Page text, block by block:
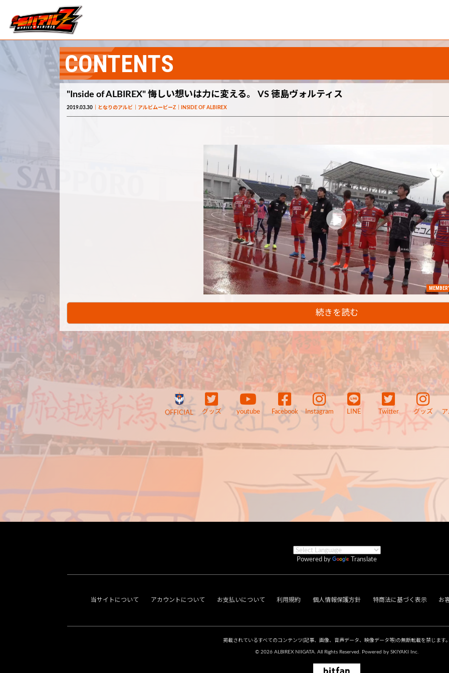
CONTENTS
"Inside of ALBIREX" 悔しい想いは力に変える。 VS 徳島ヴォルティス
2019.03.30 となりのアルビ アルビムービーZ INSIDE OF ALBIREX
続きを読む
OFFICIAL グッズ youtube Facebook Instagram LINE Twitter グッズ ア
Powered by Translate
当サイトについて アカウントについて お支払いについて 利用規約 個人情報保護方針 特商法に基づく表示 お
掲載されているすべてのコンテンツ(記事、画像、音声データ、映像データ等)の無断転載を禁じます
© 2026 ALBIREX NIIGATA. All Rights Reserved. Powered by SKIYAKI Inc.